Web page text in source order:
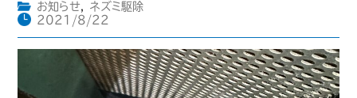
お知らせ,
ネズミ駆除
2021/8/22